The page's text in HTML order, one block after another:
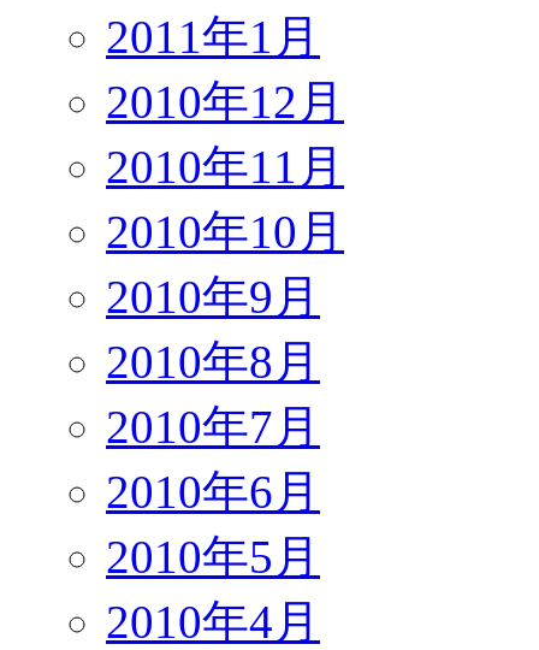
2011年1月
2010年12月
2010年11月
2010年10月
2010年9月
2010年8月
2010年7月
2010年6月
2010年5月
2010年4月